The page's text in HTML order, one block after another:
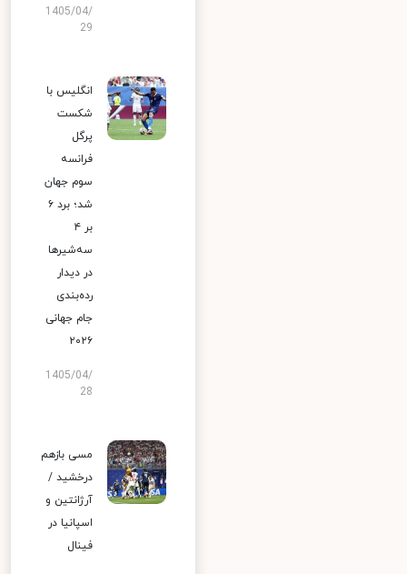
1405/04/
29
انگلیس با
شکست
پرگل
فرانسه
سوم جهان
شد؛ برد ۶
بر ۴
سه‌شیرها
در دیدار
رده‌بندی
جام جهانی
۲۰۲۶
1405/04/
28
مسی بازهم
درخشید /
آرژانتین و
اسپانیا در
فینال